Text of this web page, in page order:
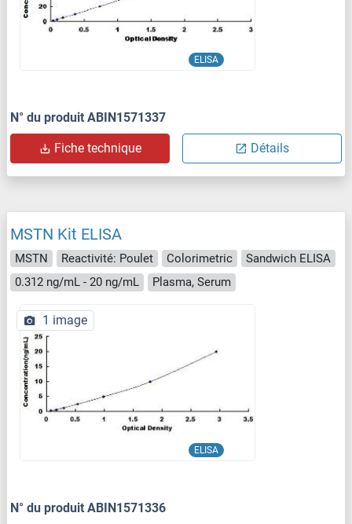
ELISA
N° du produit ABIN1571337
Fiche technique Détails
MSTN Kit ELISA
MSTN Reactivité: Poulet Colorimetric
Sandwich ELISA
0.312 ng/mL - 20 ng/mL
Plasma, Serum
ELISA
1 image
N° du produit ABIN1571336